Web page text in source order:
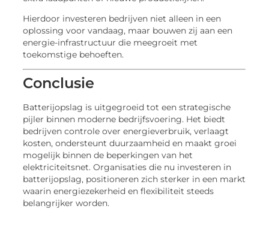
Hierdoor investeren bedrijven niet alleen in een
oplossing voor vandaag, maar bouwen zij aan een
energie-infrastructuur die meegroeit met
toekomstige behoeften.
Conclusie
Batterijopslag is uitgegroeid tot een strategische
pijler binnen moderne bedrijfsvoering. Het biedt
bedrijven controle over energieverbruik, verlaagt
kosten, ondersteunt duurzaamheid en maakt groei
mogelijk binnen de beperkingen van het
elektriciteitsnet. Organisaties die nu investeren in
batterijopslag, positioneren zich sterker in een markt
waarin energiezekerheid en flexibiliteit steeds
belangrijker worden.